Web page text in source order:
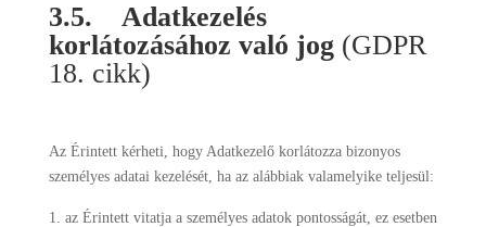
3.5. Adatkezelés
korlátozásához való jog (GDPR
18. cikk)
Az Érintett kérheti, hogy Adatkezelő korlátozza bizonyos
személyes adatai kezelését, ha az alábbiak valamelyike teljesül:
az Érintett vitatja a személyes adatok pontosságát, ez esetben